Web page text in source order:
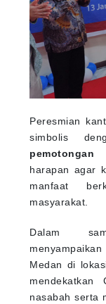
Peresmian
simbolis
pemotongan
harapan agar
manfaat
masyarakat.
Dalam
Medan di
nasabah serta